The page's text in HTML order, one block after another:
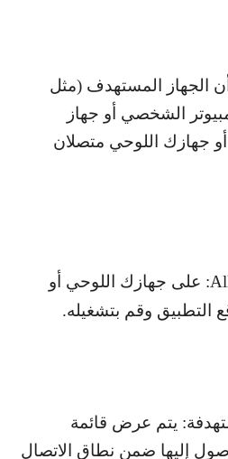
الجهاز المستهدف (مثل
الشخصي أو جهاز
جهازك اللوحي متصلان
: على جهازك اللوحي أو
التطبيق وقم بتشغيله.
يتم عرض قائمة
إليها ضمن نطاق الاتصال